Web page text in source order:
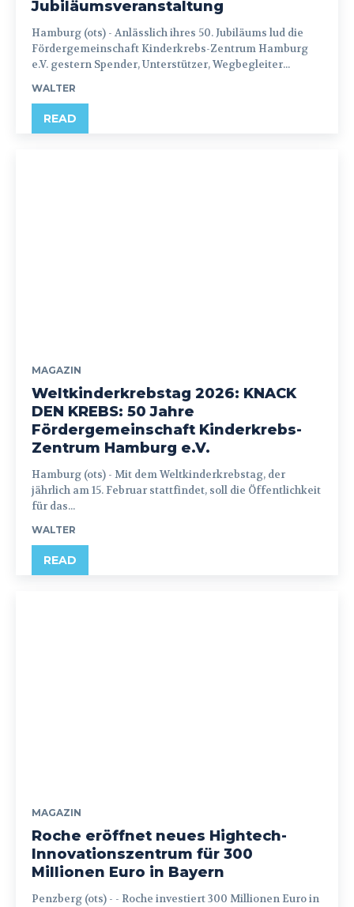
Jubiläumsveranstaltung
Hamburg (ots) - Anlässlich ihres 50. Jubiläums lud die
Fördergemeinschaft Kinderkrebs-Zentrum Hamburg
e.V. gestern Spender, Unterstützer, Wegbegleiter...
WALTER
READ
MAGAZIN
Weltkinderkrebstag 2026: KNACK
DEN KREBS: 50 Jahre
Fördergemeinschaft Kinderkrebs-
Zentrum Hamburg e.V.
Hamburg (ots) - Mit dem Weltkinderkrebstag, der
jährlich am 15. Februar stattfindet, soll die Öffentlichkeit
für das...
WALTER
READ
MAGAZIN
Roche eröffnet neues Hightech-
Innovationszentrum für 300
Millionen Euro in Bayern
Penzberg (ots) - - Roche investiert 300 Millionen Euro in